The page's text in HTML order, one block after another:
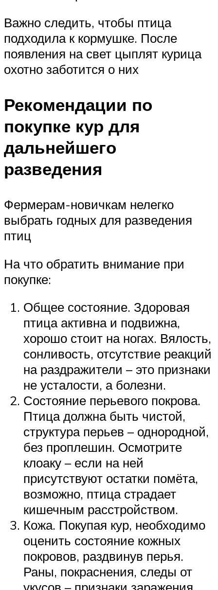
Важно следить, чтобы птица
подходила к кормушке. После
появления на свет цыплят курица
охотно заботится о них
Рекомендации по
покупке кур для
дальнейшего
разведения
Фермерам-новичкам нелегко
выбрать годных для разведения
птиц
На что обратить внимание при
покупке:
Общее состояние. Здоровая
птица активна и подвижна,
хорошо стоит на ногах. Вялость,
сонливость, отсутствие реакций
на раздражители – это признаки
не усталости, а болезни.
Состояние перьевого покрова.
Птица должна быть чистой,
структура перьев – однородной,
без проплешин. Осмотрите
клоаку – если на ней
присутствуют остатки помёта,
возможно, птица страдает
кишечным расстройством.
Кожа. Покупая кур, необходимо
оценить состояние кожных
покровов, раздвинув перья.
Раны, покраснения, следы от